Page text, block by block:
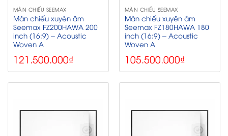
MÀN CHIẾU SEEMAX
Màn chiếu xuyên âm
Seemax FZ200HAWA 200
inch (16:9) – Acoustic
Woven A
121.500.000₫
MÀN CHIẾU SEEMAX
Màn chiếu xuyên âm
Seemax FZ180HAWA 180
inch (16:9) – Acoustic
Woven A
105.500.000₫